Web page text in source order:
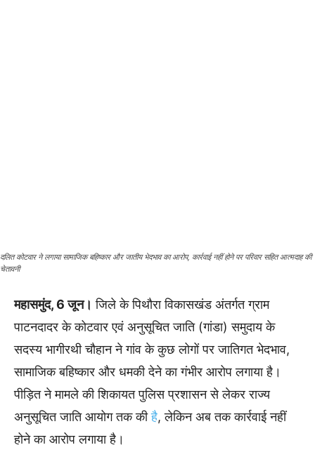
दलित कोटवार ने लगाया सामाजिक बहिष्कार और जातीय भेदभाव का आरोप, कार्रवाई नहीं होने पर परिवार सहित आत्मदाह की
चेतावनी
महासमुंद, 6 जून। जिले के पिथौरा विकासखंड अंतर्गत ग्राम
पाटनदादर के कोटवार एवं अनुसूचित जाति (गांडा) समुदाय के
सदस्य भागीरथी चौहान ने गांव के कुछ लोगों पर जातिगत भेदभाव,
सामाजिक बहिष्कार और धमकी देने का गंभीर आरोप लगाया है।
पीड़ित ने मामले की शिकायत पुलिस प्रशासन से लेकर राज्य
अनुसूचित जाति आयोग तक कीहै, लेकिन अब तक कार्रवाई नहीं
होने का आरोप लगाया है।